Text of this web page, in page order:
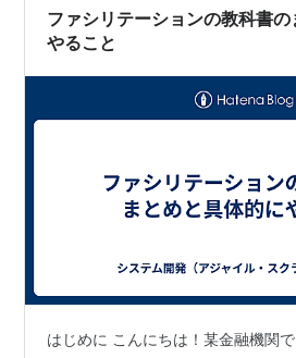
言を理解し、共有する（再重要ス
ける ④結論づける ⇒…
ファシリテーションの教科書
やること
はじめに こんにちは！某金融機関